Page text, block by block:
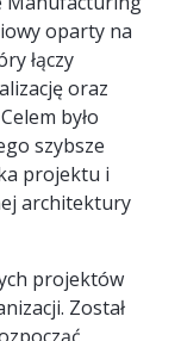
oparty na
łączy
oraz
było
szybsze
projektu i
architektury
projektów
Został